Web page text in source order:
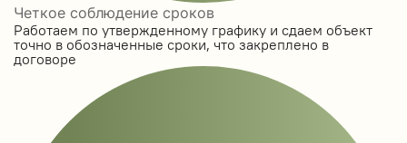
Четкое соблюдение сроков
Работаем по утвержденному графику и сдаем объект
точно в обозначенные сроки, что закреплено в
договоре